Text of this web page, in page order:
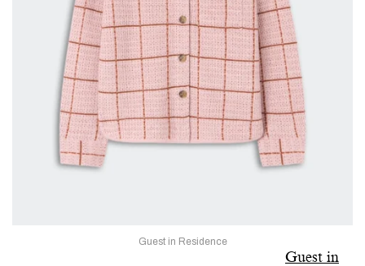
Guest in Residence
Guest in